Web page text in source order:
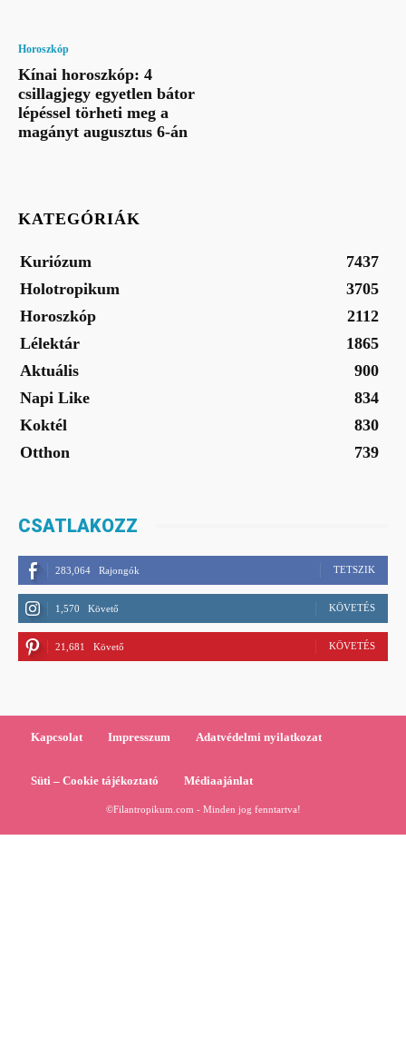
Horoszkóp
Kínai horoszkóp: 4
csillagjegy egyetlen bátor
lépéssel törheti meg a
magányt augusztus 6-án
KATEGÓRIÁK
Kuriózum
7437
Holotropikum
3705
Horoszkóp
2112
Lélektár
1865
Aktuális
900
Napi Like
834
Koktél
830
Otthon
739
CSATLAKOZZ
283,064 Rajongók TETSZIK
1,570 Követő KÖVETÉS
21,681 Követő KÖVETÉS
Kapcsolat Impresszum Adatvédelmi nyilatkozat
Süti – Cookie tájékoztató Médiaajánlat
©Filantropikum.com - Minden jog fenntartva!